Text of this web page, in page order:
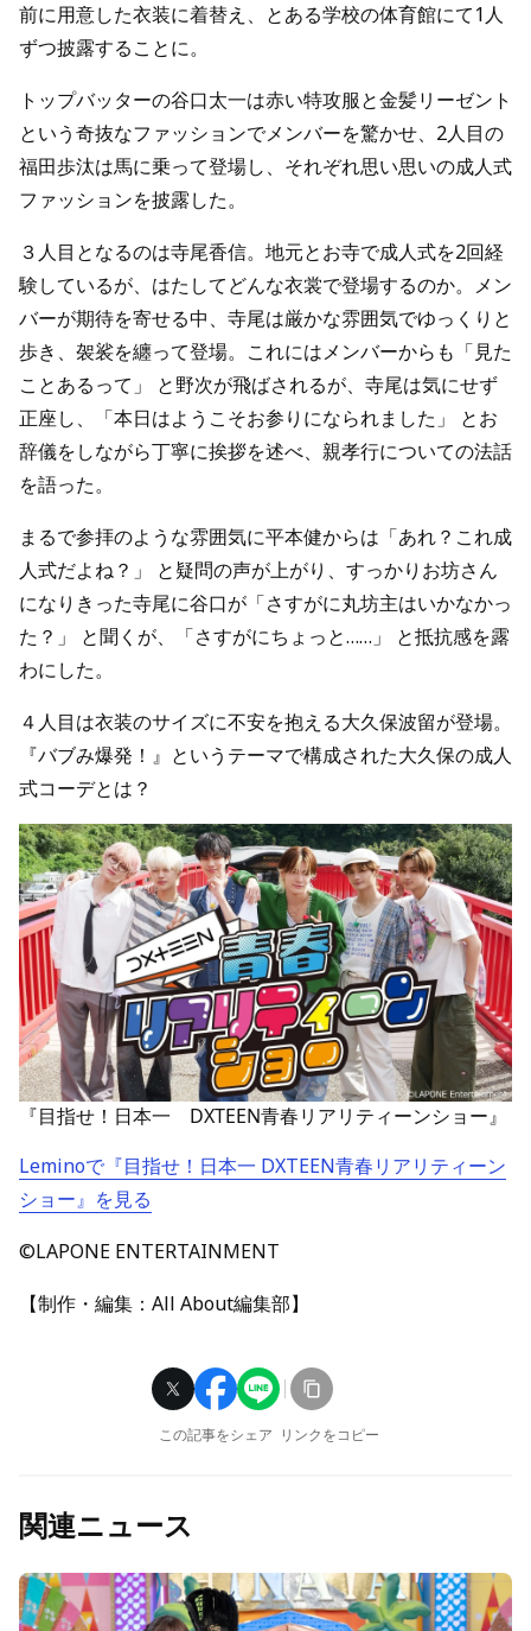
前に用意した衣装に着替え、とある学校の体育館にて1人
ずつ披露することに。
トップバッターの谷口太一は赤い特攻服と金髪リーゼント
という奇抜なファッションでメンバーを驚かせ、2人目の
福田歩汰は馬に乗って登場し、それぞれ思い思いの成人式
ファッションを披露した。
３人目となるのは寺尾香信。地元とお寺で成人式を2回経
験しているが、はたしてどんな衣裳で登場するのか。メン
バーが期待を寄せる中、寺尾は厳かな雰囲気でゆっくりと
歩き、袈裟を纏って登場。これにはメンバーからも「見た
ことあるって」 と野次が飛ばされるが、寺尾は気にせず
正座し、「本日はようこそお参りになられました」 とお
辞儀をしながら丁寧に挨拶を述べ、親孝行についての法話
を語った。
まるで参拝のような雰囲気に平本健からは「あれ？これ成
人式だよね？」 と疑問の声が上がり、すっかりお坊さん
になりきった寺尾に谷口が「さすがに丸坊主はいかなかっ
た？」 と聞くが、「さすがにちょっと……」 と抵抗感を露
わにした。
４人目は衣装のサイズに不安を抱える大久保波留が登場。
『バブみ爆発！』というテーマで構成された大久保の成人
式コーデとは？
『目指せ！日本一 DXTEEN青春リアリティーンショー』
Leminoで『目指せ！日本一 DXTEEN青春リアリティーン
ショー』を見る
©LAPONE ENTERTAINMENT
【制作・編集：All About編集部】
この記事をシェア リンクをコピー
関連ニュース